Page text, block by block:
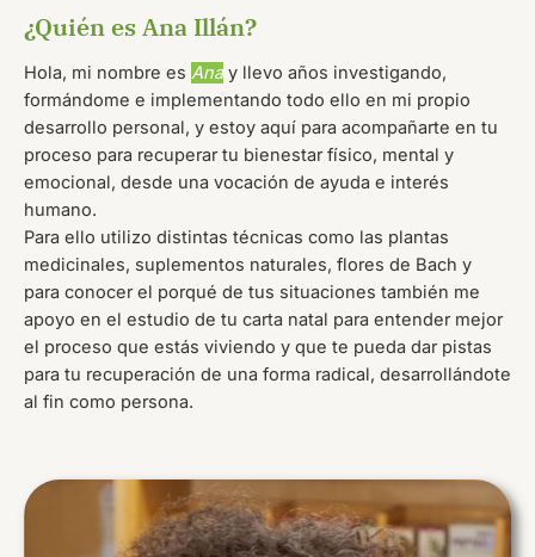
¿Quién es Ana Illán?
Hola, mi nombre es Ana y llevo años investigando,
formándome e implementando todo ello en mi propio
desarrollo personal, y estoy aquí para acompañarte en tu
proceso para recuperar tu bienestar físico, mental y
emocional, desde una vocación de ayuda e interés
humano.
Para ello utilizo distintas técnicas como las plantas
medicinales, suplementos naturales, flores de Bach y
para conocer el porqué de tus situaciones también me
apoyo en el estudio de tu carta natal para entender mejor
el proceso que estás viviendo y que te pueda dar pistas
para tu recuperación de una forma radical, desarrollándote
al fin como persona.